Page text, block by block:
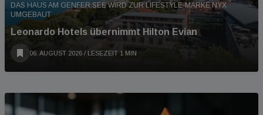
DAS HAUS AM GENFER SEE WIRD ZUR LIFESTYLE-MARKE NYX
UMGEBAUT
Leonardo Hotels übernimmt Hilton Evian
06. AUGUST 2026 / LESEZEIT 1 MIN